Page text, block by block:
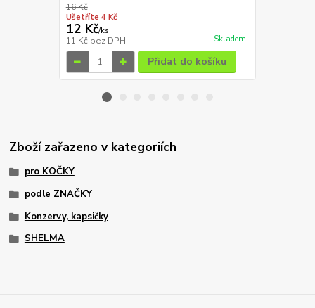
16 Kč
Ušetříte 4 Kč
12 Kč/ks
11 Kč bez DPH Skladem
Přidat do košíku
Zboží zařazeno v kategoriích
pro KOČKY
podle ZNAČKY
Konzervy, kapsičky
SHELMA